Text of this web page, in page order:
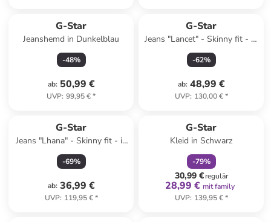
G-Star
Jeanshemd in Dunkelblau
-48%
ab: 50,99 €
UVP: 99,95 €*
G-Star
Jeans "Lancet" - Skinny fit - in
Dunkelblau
-62%
ab: 48,99 €
UVP: 130,00 €*
G-Star
Jeans "Lhana" - Skinny fit - in
Blau
-69%
ab: 36,99 €
UVP: 119,95 €*
G-Star
Kleid in Schwarz
-79%
30,99 €regulär
28,99 € mit family
UVP: 139,95 €*